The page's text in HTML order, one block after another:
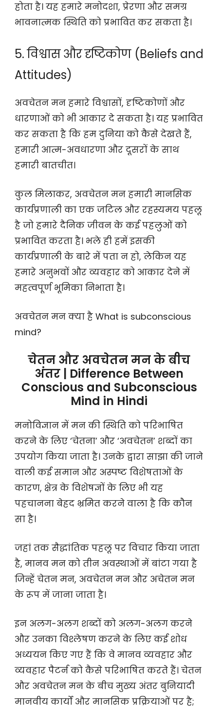
होता है। यह हमारे मनोदशा, प्रेरणा और समग्र
भावनात्मक स्थिति को प्रभावित कर सकता है।
5. विश्वास और दृष्टिकोण (Beliefs and
Attitudes)
अवचेतन मन हमारे विश्वासों, दृष्टिकोणों और
धारणाओं को भी आकार दे सकता है। यह प्रभावित
कर सकता है कि हम दुनिया को कैसे देखते हैं,
हमारी आत्म-अवधारणा और दूसरों के साथ
हमारी बातचीत।
कुल मिलाकर, अवचेतन मन हमारी मानसिक
कार्यप्रणाली का एक जटिल और रहस्यमय पहलू
है जो हमारे दैनिक जीवन के कई पहलुओं को
प्रभावित करता है। भले ही हमें इसकी
कार्यप्रणाली के बारे में पता न हो, लेकिन यह
हमारे अनुभवों और व्यवहार को आकार देने में
महत्वपूर्ण भूमिका निभाता है।
अवचेतन मन क्या है What is subconscious
mind?
चेतन और अवचेतन मन के बीच
अंतर | Difference Between
Conscious and Subconscious
Mind in Hindi
मनोविज्ञान में मन की स्थिति को परिभाषित
करने के लिए ‘चेतना’ और ‘अवचेतन’ शब्दों का
उपयोग किया जाता है। उनके द्वारा साझा की जाने
वाली कई समान और अस्पष्ट विशेषताओं के
कारण, क्षेत्र के विशेषज्ञों के लिए भी यह
पहचानना बेहद भ्रमित करने वाला है कि कौन
सा है।
जहां तक सैद्धांतिक पहलू पर विचार किया जाता
है, मानव मन को तीन अवस्थाओं में बांटा गया है
जिन्हें चेतन मन, अवचेतन मन और अचेतन मन
के रूप में जाना जाता है।
इन अलग-अलग शब्दों को अलग-अलग करने
और उनका विश्लेषण करने के लिए कई शोध
अध्ययन किए गए हैं कि वे मानव व्यवहार और
व्यवहार पैटर्न को कैसे परिभाषित करते हैं। चेतन
और अवचेतन मन के बीच मुख्य अंतर बुनियादी
मानवीय कार्यों और मानसिक प्रक्रियाओं पर है;